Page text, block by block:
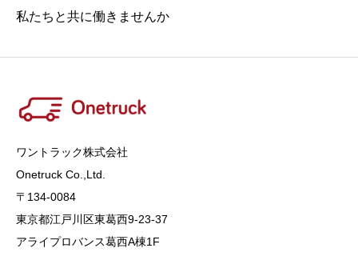
私たちと共に働きませんか
ワントラック株式会社
Onetruck Co.,Ltd​​​.
〒134-0084
東京都江戸川区東葛西9-23-37
アライプロバンス葛西A棟1F